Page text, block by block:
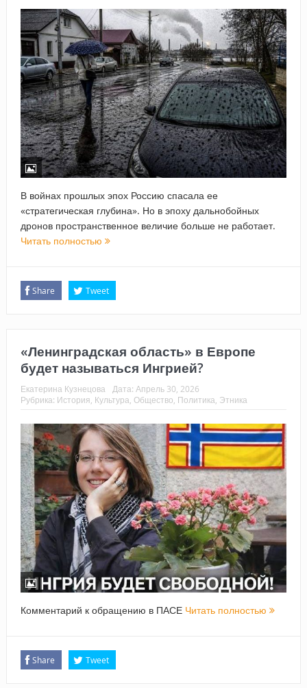
В войнах прошлых эпох Россию спасала ее
«стратегическая глубина». Но в эпоху дальнобойных
дронов пространственное величие больше не работает.
Читать полностью
Share Tweet
«Ленинградская область» в Европе
будет называться Ингрией?
Екатерина Кузнецова Дата: Апрель 30, 2026
Рубрика: История Культура Общество Политика Этника
Комментарий к обращению в ПАСЕ Читать полностью
Share Tweet